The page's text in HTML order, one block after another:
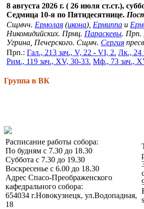
8 августа 2026 г. ( 26 июля ст.ст.),
Седмица 10-я по Пятидесятнице.
Сщмчч. Ермолая (икона), Ермиппа и
Никомидийских. Прмц. Параскевы. Прп.
Угрина, Печерского. Сщмч. Сергия
Прп.: Гал., 213 зач., V, 22 - VI, 2. Лк., 24
Рим., 119 зач., XV, 30-33. Мф., 73 зач.,
Группа в ВК
Расписание работы собора:
По будням с 7.30 до 18.30
Суббота с 7.30 до 19.30
Воскресенье с 6.00 до 18.30
Адрес Спасо-Преображенского
кафедрального собора:
654034 г.Новокузнецк, ул.Водопадная,
18